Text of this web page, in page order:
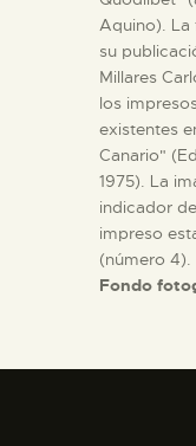
Aquino). La
su
Millares
los
existentes
Canario"
1975). La
indicador
impreso
(número 4).
Fondo